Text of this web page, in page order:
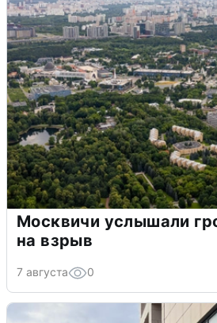
Москвичи услышали
на взрыв
7 августа 0